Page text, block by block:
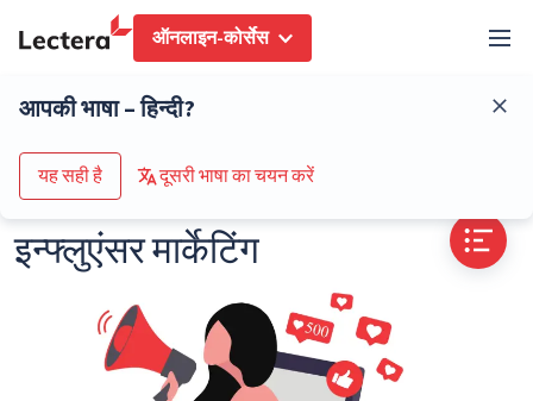
ऑनलाइन-कोर्सेस
आपकी भाषा – हिन्दी?
यह सही है दूसरी भाषा का चयन करें
शब्दकोष इन्फ्लुएंसर मार्केटिंग
कोर्स के कैटलॉग पर जाएं
इन्फ्लुएंसर मार्केटिंग